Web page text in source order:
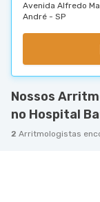
Avenida Alfredo
André - SP
Nossos
no Hospital
2 Arritmologistas